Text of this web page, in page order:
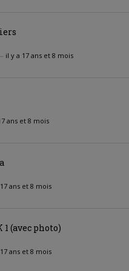
il y a 17 ans et 8 mois
ans et 8 mois
ans et 8 mois
(avec photo)
ans et 8 mois